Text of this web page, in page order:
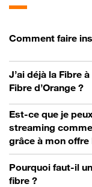
Comment faire
J’ai déjà la Fibre
Fibre d’Orange ?
Est-ce que je
streaming
grâce à mon offre
Pourquoi faut-il
fibre ?